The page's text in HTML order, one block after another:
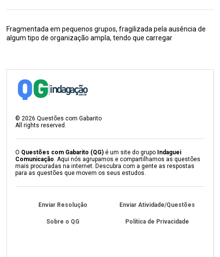
Fragmentada em pequenos grupos, fragilizada pela ausência de
algum tipo de organização ampla, tendo que carregar
© 2026 Questões com Gabarito
All rights reserved.
O Questões com Gabarito (QG) é um site do grupo Indaguei
Comunicação . Aqui nós agrupamos e compartilhamos as questões
mais procuradas na internet. Descubra com a gente as respostas
para as questões que movem os seus estudos.
Enviar Resolução Enviar Atividade/Questões
Sobre o QG Política de Privacidade